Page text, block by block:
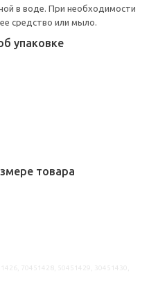
в воде. При необходимости
средство или мыло.
упаковке
товара